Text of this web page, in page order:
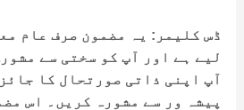
ڈس کلیمر: یہ مضمون صرف عام
لیے ہے اور آپ کو سختی سے
آپ اپنی ذاتی صورتحال کا
پیشہ ور سے مشورہ کریں۔ اس